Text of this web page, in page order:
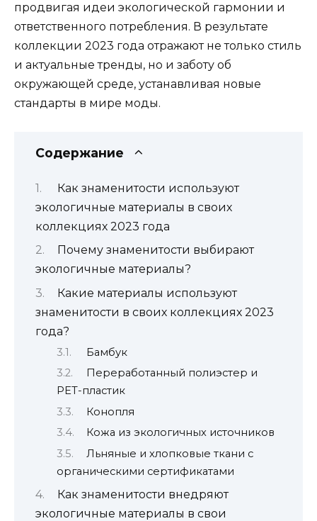
продвигая идеи экологической гармонии и
ответственного потребления. В результате
коллекции 2023 года отражают не только стиль
и актуальные тренды, но и заботу об
окружающей среде, устанавливая новые
стандарты в мире моды.
Содержание
Как знаменитости используют
экологичные материалы в своих
коллекциях 2023 года
Почему знаменитости выбирают
экологичные материалы?
Какие материалы используют
знаменитости в своих коллекциях 2023
года?
Бамбук
Переработанный полиэстер и
PET-пластик
Конопля
Кожа из экологичных источников
Льняные и хлопковые ткани с
органическими сертификатами
Как знаменитости внедряют
экологичные материалы в свои